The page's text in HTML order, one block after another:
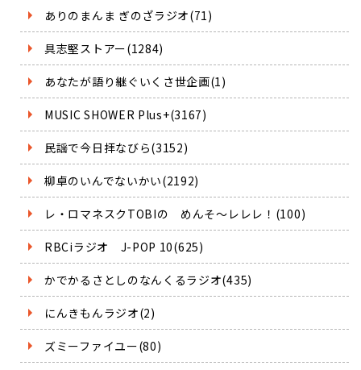
ありのまんま ぎのざラジオ(71)
具志堅ストアー(1284)
あなたが語り継ぐいくさ世企画(1)
MUSIC SHOWER Plus+(3167)
民謡で今日拝なびら(3152)
柳卓のいんでないかい(2192)
レ・ロマネスクTOBIの めんそ～レレレ！(100)
RBCiラジオ J-POP 10(625)
かでかるさとしのなんくるラジオ(435)
にんきもんラジオ(2)
ズミーファイユー(80)